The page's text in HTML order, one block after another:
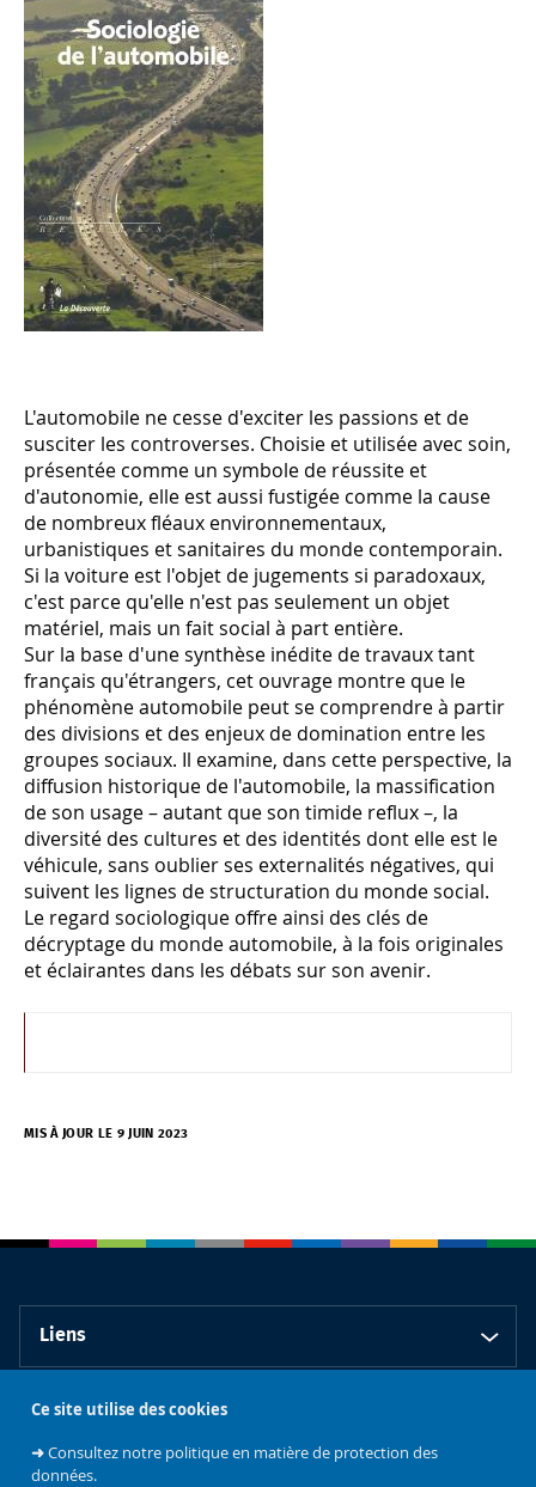
Ce site utilise des cookies
➜Consultez notre politique en matière de protection des
données.
L'automobile ne cesse d'exciter les passions et de
susciter les controverses. Choisie et utilisée avec soin,
présentée comme un symbole de réussite et
d'autonomie, elle est aussi fustigée comme la cause
de nombreux fléaux environnementaux,
urbanistiques et sanitaires du monde contemporain.
Si la voiture est l'objet de jugements si paradoxaux,
c'est parce qu'elle n'est pas seulement un objet
matériel, mais un fait social à part entière.
Sur la base d'une synthèse inédite de travaux tant
français qu'étrangers, cet ouvrage montre que le
phénomène automobile peut se comprendre à partir
des divisions et des enjeux de domination entre les
groupes sociaux. Il examine, dans cette perspective, la
diffusion historique de l'automobile, la massification
de son usage – autant que son timide reflux –, la
diversité des cultures et des identités dont elle est le
véhicule, sans oublier ses externalités négatives, qui
suivent les lignes de structuration du monde social.
Le regard sociologique offre ainsi des clés de
décryptage du monde automobile, à la fois originales
et éclairantes dans les débats sur son avenir.
MIS À JOUR LE 9 JUIN 2023
Liens
Contact